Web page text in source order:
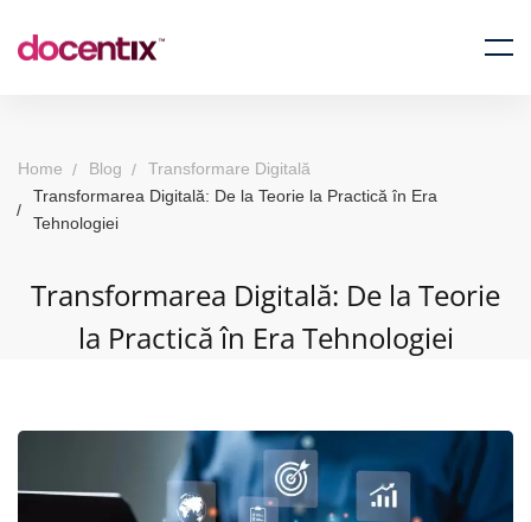
Home Blog
Transformare Digitală
Transformarea Digitală: De la Teorie la Practică în Era
Tehnologiei
Transformarea Digitală: De la Teorie
la Practică în Era Tehnologiei